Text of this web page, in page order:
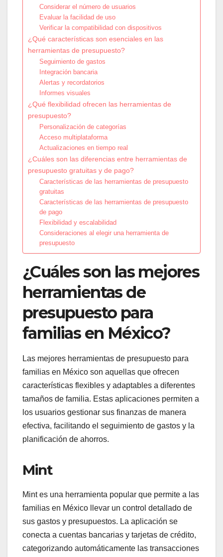
Considerar el número de usuarios
Evaluar la facilidad de uso
Verificar la compatibilidad con dispositivos
¿Qué características son esenciales en las
herramientas de presupuesto?
Seguimiento de gastos
Integración bancaria
Alertas y recordatorios
Informes visuales
¿Qué flexibilidad ofrecen las herramientas de
presupuesto?
Personalización de categorías
Acceso multiplataforma
Actualizaciones en tiempo real
¿Cuáles son las diferencias entre herramientas de
presupuesto gratuitas y de pago?
Características de las herramientas de presupuesto
gratuitas
Características de las herramientas de presupuesto
de pago
Flexibilidad y escalabilidad
Consideraciones al elegir una herramienta de
presupuesto
¿Cuáles son las mejores
herramientas de
presupuesto para
familias en México?
Las mejores herramientas de presupuesto para
familias en México son aquellas que ofrecen
características flexibles y adaptables a diferentes
tamaños de familia. Estas aplicaciones permiten a
los usuarios gestionar sus finanzas de manera
efectiva, facilitando el seguimiento de gastos y la
planificación de ahorros.
Mint
Mint es una herramienta popular que permite a las
familias en México llevar un control detallado de
sus gastos y presupuestos. La aplicación se
conecta a cuentas bancarias y tarjetas de crédito,
categorizando automáticamente las transacciones